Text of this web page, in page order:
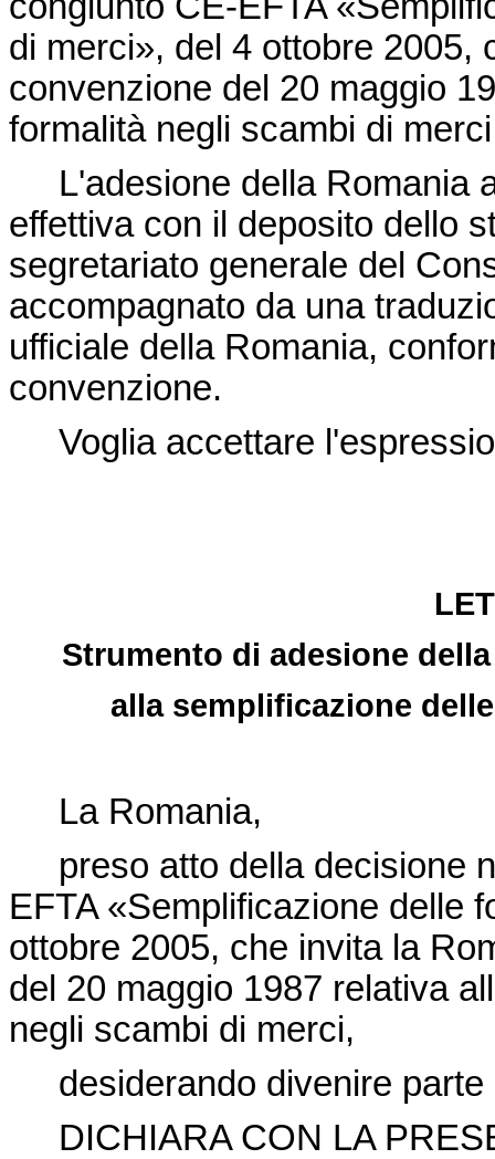
di merci», del 4 ottobre 2005,
convenzione del 20 maggio
formalità negli scambi di
L'adesione della Romania
effettiva con il deposito dello
segretariato generale del
accompagnato da una
ufficiale della Romania,
convenzione.
Voglia accettare
Strumento di adesione
alla semplificazione
La Romania,
preso atto della decisione
EFTA «Semplificazione delle
ottobre 2005, che invita la
del 20 maggio 1987 relativa
negli scambi di merci,
desiderando divenire parte
DICHIARA CON LA